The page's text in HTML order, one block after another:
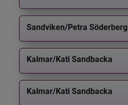
Sandviken/Petra Söderberg
Kalmar/Kati Sandbacka
Kalmar/Kati Sandbacka